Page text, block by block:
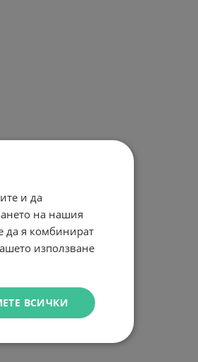
и да
на нашия
да я комбинират
използване
ВСИЧКИ